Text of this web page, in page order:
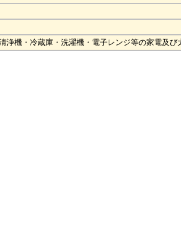
浄機・冷蔵庫・洗濯機・電子レンジ等の家電及